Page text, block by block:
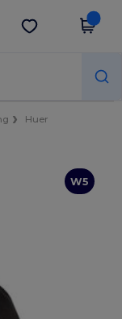
Hent app
Huer
W5